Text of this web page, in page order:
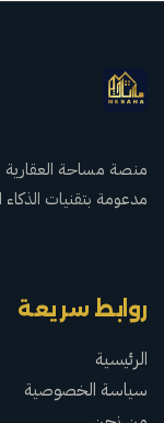
منصة مساحة العقارية
مدعومة بتقنيات
روابط سريعة
الرئيسية
سياسة الخصوصية